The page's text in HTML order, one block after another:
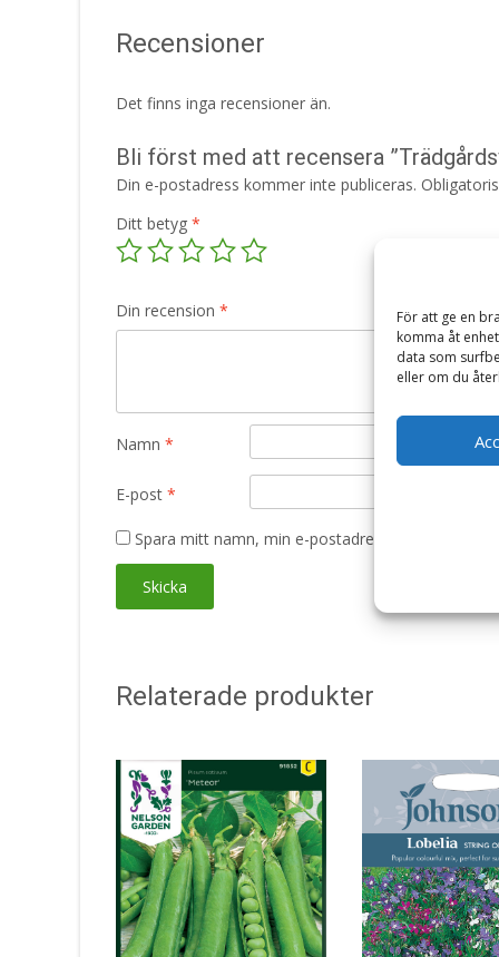
För att ge en
komma åt
data som
eller om du
Recensioner
Det finns inga recensioner än.
Bli först med att recensera
Din e-postadress kommer inte publiceras.
Ditt betyg *
Din recension *
Namn *
E-post *
Spara mitt namn, min e-postadress och
Relaterade produkter